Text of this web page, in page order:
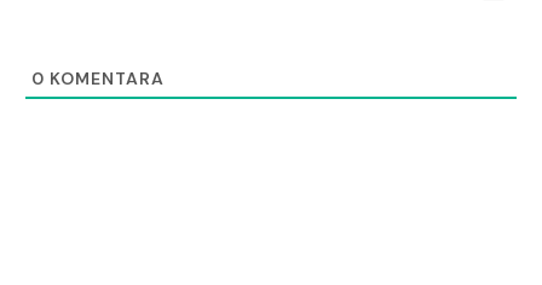
0 KOMENTARA